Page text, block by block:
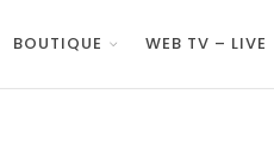
BOUTIQUE WEB TV – LIVE